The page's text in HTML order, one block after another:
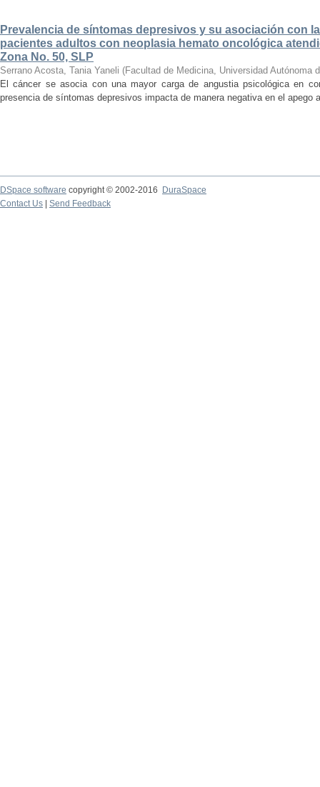
Prevalencia de síntomas depresivos y su asociación con
pacientes adultos con neoplasia hemato oncológica
Zona No. 50, SLP
Serrano Acosta, Tania Yaneli (Facultad de Medicina, Universidad Autónoma
El cáncer se asocia con una mayor carga de angustia psicológica en
presencia de síntomas depresivos impacta de manera negativa en el
DSpace software copyright © 2002-2016
DuraSpace
Contact Us
Send Feedback